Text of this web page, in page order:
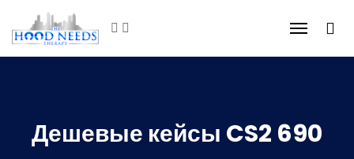
Дешевые кейсы CS2 690